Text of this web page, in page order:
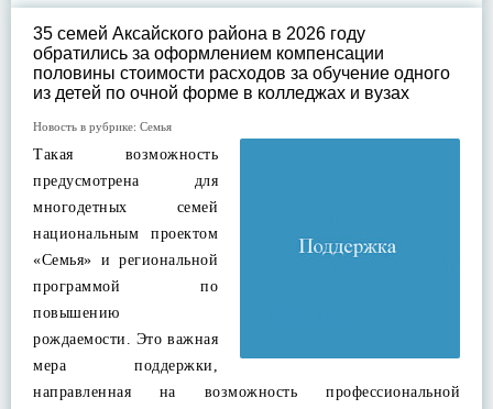
35 семей Аксайского района в 2026 году
обратились за оформлением компенсации
половины стоимости расходов за обучение одного
из детей по очной форме в колледжах и вузах
Новость в рубрике: Семья
Такая возможность
предусмотрена для
многодетных семей
национальным проектом
«Семья» и региональной
программой по
повышению
рождаемости. Это важная
мера поддержки,
направленная на возможность профессиональной